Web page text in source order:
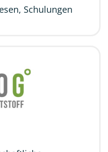
Schulungen